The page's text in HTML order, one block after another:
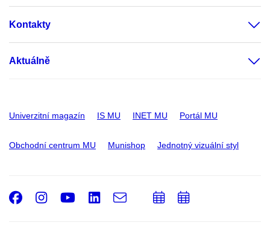
Kontakty
Aktuálně
Univerzitní magazín IS MU INET MU Portál MU
Obchodní centrum MU Munishop Jednotný vizuální styl
Facebook
Instagram
Youtube
LinkedIn
e-
PřidatPřidat